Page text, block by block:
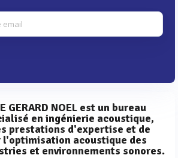
GERARD NOEL est un bureau
en ingénierie acoustique,
prestations d'expertise et de
l'optimisation acoustique des
et environnements sonores.